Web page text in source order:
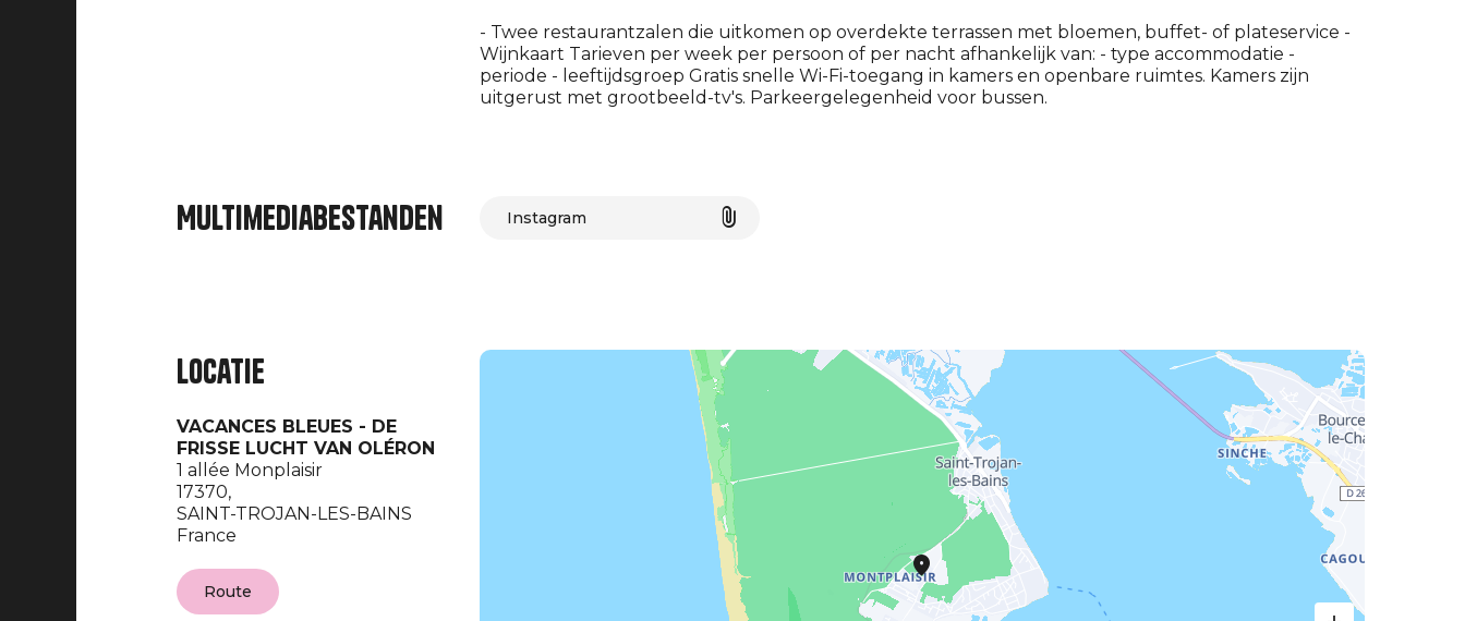
- Twee restaurantzalen die uitkomen op overdekte terrassen met bloemen, buffet- of plateservice -
Wijnkaart Tarieven per week per persoon of per nacht afhankelijk van: - type accommodatie -
periode - leeftijdsgroep Gratis snelle Wi-Fi-toegang in kamers en openbare ruimtes. Kamers zijn
uitgerust met grootbeeld-tv's. Parkeergelegenheid voor bussen.
Multimediabestanden Instagram
Locatie
VACANCES BLEUES - DE
FRISSE LUCHT VAN OLÉRON
1 allée Monplaisir
17370,
SAINT-TROJAN-LES-BAINS
France
Route